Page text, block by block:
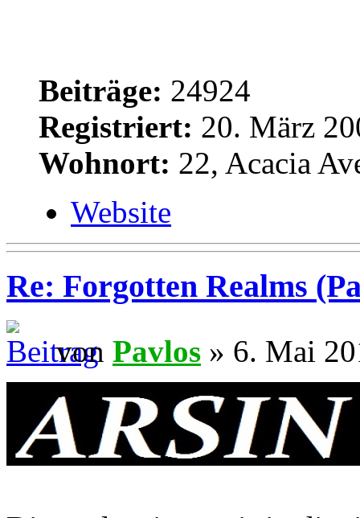
Beiträge: 24924
Registriert: 20. März
Wohnort: 22, Acacia
Website
Re: Forgotten Realms
von Pavlos » 6. Mai